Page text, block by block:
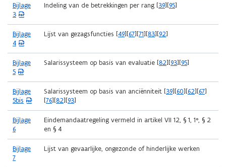
Bijlage
3
(
P
D
F
b
s
t
a
d
o
p
e
n
t
i
n
Indeling van de betrekkingen per rang [39][95]
Bijlage
4
(
P
D
F
b
s
t
a
d
o
p
e
n
Lijst van gezagsfuncties [49][67][71][83][92]
Bijlage
5
(
P
D
F
b
s
t
a
d
o
Salarissysteem op basis van evaluatie [82][93][95]
Bijlage
5bis
(
P
D
F
b
s
t
a
Salarissysteem op basis van anciënniteit [39][60][62][67]
[76][82][93]
Bijlage
6
Eindemandaatregeling vermeld in artikel VII 12, § 1, 1°, § 2
en § 4
Bijlage
7
Lijst van gevaarlijke, ongezonde of hinderlijke werken